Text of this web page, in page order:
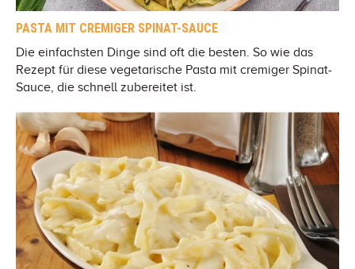
PASTA MIT CREMIGER SPINAT-SAUCE
Die einfachsten Dinge sind oft die besten. So wie das
Rezept für diese vegetarische Pasta mit cremiger Spinat-
Sauce, die schnell zubereitet ist.